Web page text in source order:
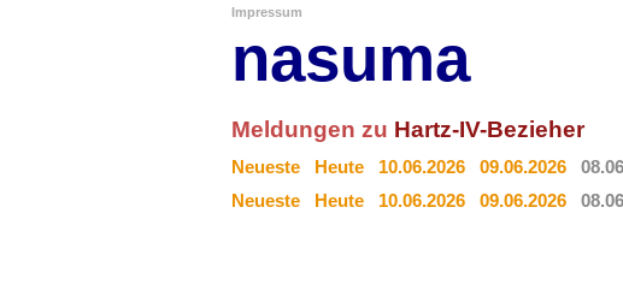
Impressum
nasuma
Meldungen zu Hartz-IV-Bezieher
Neueste Heute 10.06.2026 09.06.2026
Neueste
Heute 10.06.2026 09.06.2026